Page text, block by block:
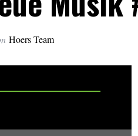
Hoers Team